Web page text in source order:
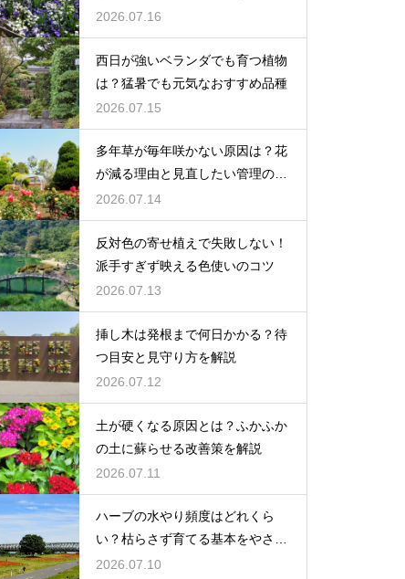
を紹介
2026.07.16
西日が強いベランダでも育つ植物
は？猛暑でも元気なおすすめ品種
2026.07.15
多年草が毎年咲かない原因は？花
が減る理由と見直したい管理のコ
ツ
2026.07.14
反対色の寄せ植えで失敗しない！
派手すぎず映える色使いのコツ
2026.07.13
挿し木は発根まで何日かかる？待
つ目安と見守り方を解説
2026.07.12
土が硬くなる原因とは？ふかふか
の土に蘇らせる改善策を解説
2026.07.11
ハーブの水やり頻度はどれくら
い？枯らさず育てる基本をやさし
く紹介
2026.07.10